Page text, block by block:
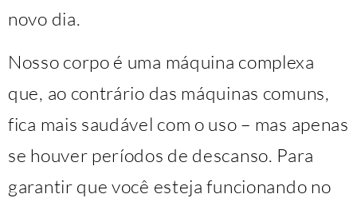
novo dia.
Nosso corpo é uma máquina complexa
que, ao contrário das máquinas comuns,
fica mais saudável com o uso – mas apenas
se houver períodos de descanso. Para
garantir que você esteja funcionando no